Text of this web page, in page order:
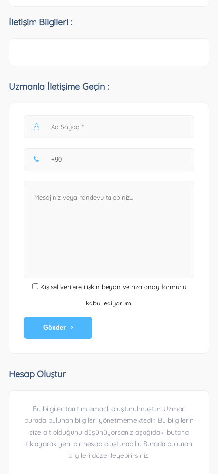
İletişim Bilgileri :
Uzmanla İletişime Geçin :
Kişisel verilere ilişkin beyan ve rıza onay formunu
kabul ediyorum.
Gönder
Hesap Oluştur
Bu bilgiler tanıtım amaçlı oluşturulmuştur. Uzman
burada bulunan bilgileri yönetmemektedir. Bu bilgilerin
size ait olduğunu düşünüyorsanız aşağıdaki butona
tıklayarak yeni bir hesap oluşturabilir. Burada bulunan
bilgileri düzenleyebilirsiniz.